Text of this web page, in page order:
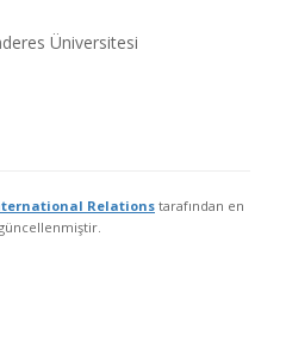
Üniversitesi
Relationstarafından en